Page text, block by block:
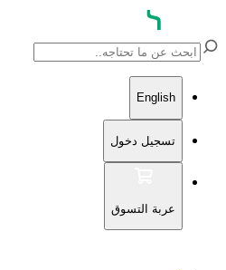
English
تسجيل دخول
عربة التسوق